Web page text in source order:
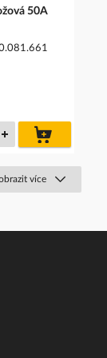
50A
košíku
více